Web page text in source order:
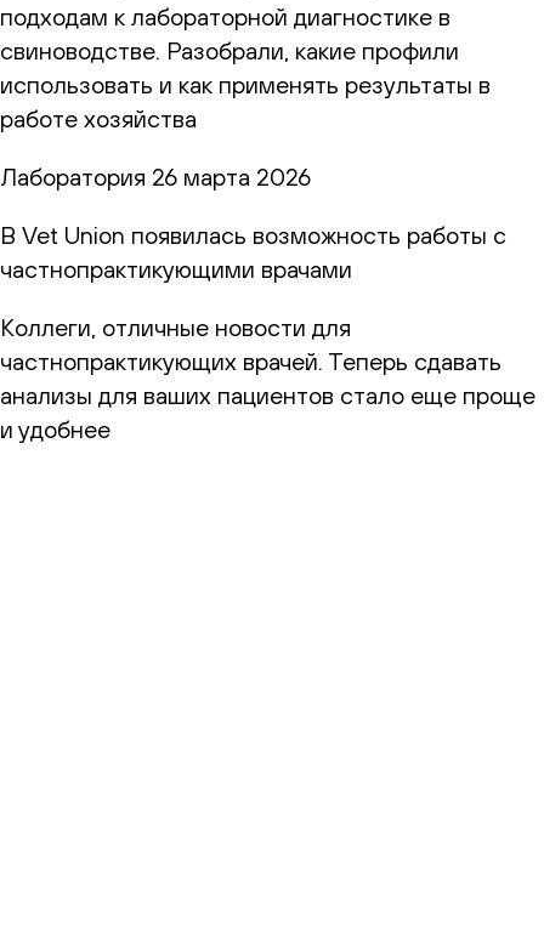
подходам к лабораторной диагностике в
свиноводстве. Разобрали, какие профили
использовать и как применять результаты в
работе хозяйства
Лаборатория 26 марта 2026
В Vet Union появилась возможность работы с
частнопрактикующими врачами
Коллеги, отличные новости для
частнопрактикующих врачей. Теперь сдавать
анализы для ваших пациентов стало еще проще
и удобнее